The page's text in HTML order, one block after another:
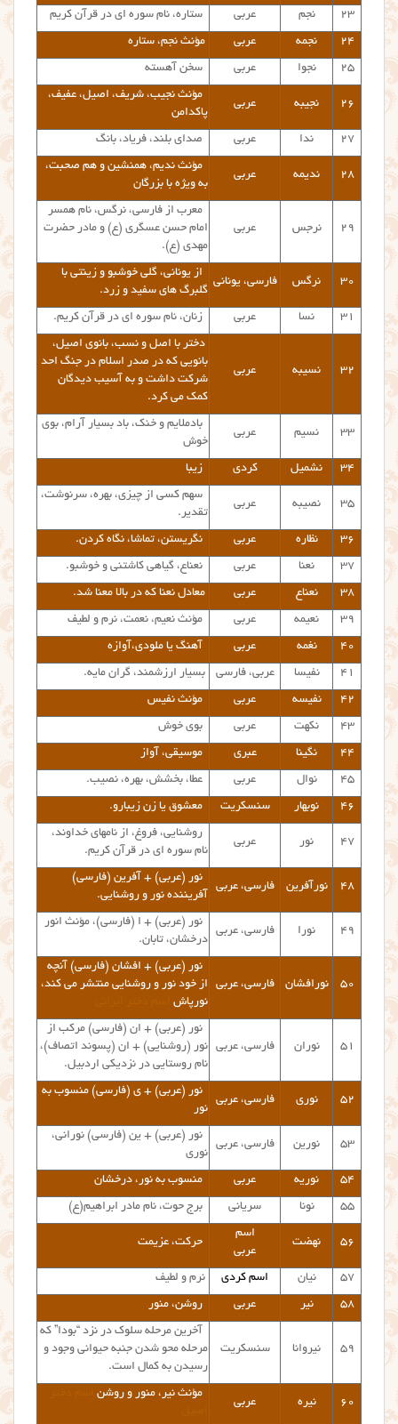
۲۳ نجم عربی ستاره، نام سوره ای در قرآن کریم
۲۴ نجمه عربی مؤنث نجم، ستاره
۲۵ نجوا عربی سخن آهسته
۲۶ نجیبه عربی
مؤنث نجیب، شریف، اصیل، عفیف،
پاکدامن
۲۷ ندا عربی صدای بلند، فریاد، بانگ
۲۸ ندیمه عربی
مؤنث ندیم، همنشین و هم صحبت،
به ویژه با بزرگان
۲۹ نرجس عربی
معرب از فارسی، نرگس، نام همسر
امام حسن عسگری (ع) و مادر حضرت
مهدی (ع).
۳۰ نرگس فارسی، یونانی
از یونانی، گلی خوشبو و زینتی با
گلبرگ های سفید و زرد.
۳۱ نسا عربی زنان، نام سوره ای در قرآن کریم.
۳۲ نسیبه عربی
دختر با اصل و نسب، بانوی اصیل،
بانویی که در صدر اسلام در جنگ احد
شرکت داشت و به آسیب دیدگان
کمک می کرد.
۳۳ نسیم عربی
بادملایم و خنک، باد بسیار آرام، بوی
خوش
۳۴ نشمیل کردی زیبا
۳۵ نصیبه عربی
سهم کسی از چیزی، بهره، سرنوشت،
تقدیر.
۳۶ نظاره عربی نگریستن، تماشا، نگاه کردن.
۳۷ نعنا عربی نعناع، گیاهی کاشتنی و خوشبو.
۳۸ نعناع عربی معادل نعنا که در بالا معنا شد.
۳۹ نعیمه عربی مؤنث نعیم، نعمت، نرم و لطیف
۴۰ نغمه عربی آهنگ یا ملودی،آوازه
۴۱ نفیسا عربی، فارسی بسیار ارزشمند، گران مایه.
۴۲ نفیسه عربی مؤنث نفیس
۴۳ نکهت عربی بوی خوش
۴۴ نگینا عبری موسیقی، آواز
۴۵ نوال عربی عطا، بخشش، بهره، نصیب.
۴۶ نوبهار سنسکریت معشوق یا زن زیبارو.
۴۷ نور عربی
روشنایی، فروغ، از نامهای خداوند،
نام سوره ای در قرآن کریم.
۴۸ نورآفرین فارسی، عربی
نور (عربی) + آفرین (فارسی)
آفریننده نور و روشنایی.
۴۹ نورا فارسی، عربی
نور (عربی) + ا (فارسی)، مؤنث انور
درخشان، تابان.
۵۰ نورافشان فارسی، عربی
نور (عربی) + افشان (فارسی) آنچه
از خود نور و روشنایی منتشر می کند،
نورپاش
۵۱ نوران فارسی، عربی
نور (عربی) + ان (فارسی) مرکب از
نور (روشنایی) + ان (پسوند اتصاف)،
نام روستایی در نزدیکی اردبیل.
۵۲ نوری فارسی، عربی
نور (عربی) + ی (فارسی) منسوب به
نور
۵۳ نورین فارسی، عربی
نور (عربی) + ین (فارسی) نورانی،
نوری
۵۴ نوریه عربی منسوب به نور، درخشان
۵۵ نونا سریانی برج حوت، نام مادر ابراهیم(ع)
۵۶ نهضت
اسم
عربی
حرکت، عزیمت
۵۷ نیان اسم کردی نرم و لطیف
۵۸ نیر عربی روشن، منور
۵۹ نیروانا سنسکریت
آخرین مرحله سلوک در نزد “بودا” که
مرحله محو شدن جنبه حیوانی وجود و
رسیدن به کمال است.
۶۰ نیره عربی
مؤنث نیر، منور و روشن